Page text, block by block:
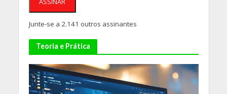
Junte-se a 2.141 outros assinantes
Teoria e Prática